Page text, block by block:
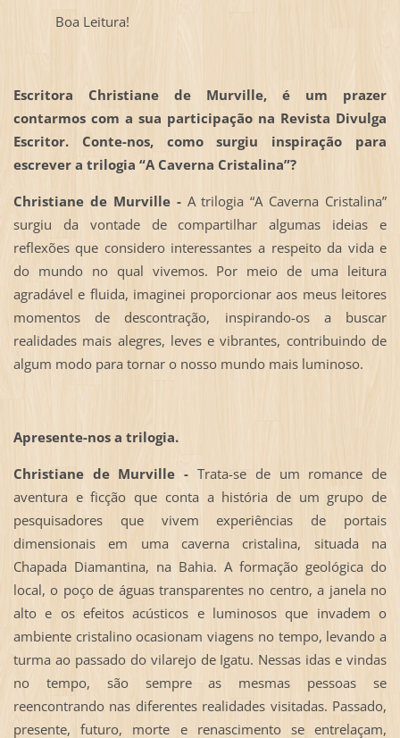
Boa Leitura!
Escritora Christiane de Murville, é um prazer
contarmos com a sua participação na Revista Divulga
Escritor. Conte-nos, como surgiu inspiração para
escrever a trilogia “A Caverna Cristalina”?
Christiane de Murville - A trilogia “A Caverna Cristalina”
surgiu da vontade de compartilhar algumas ideias e
reflexões que considero interessantes a respeito da vida e
do mundo no qual vivemos. Por meio de uma leitura
agradável e fluida, imaginei proporcionar aos meus leitores
momentos de descontração, inspirando-os a buscar
realidades mais alegres, leves e vibrantes, contribuindo de
algum modo para tornar o nosso mundo mais luminoso.
Apresente-nos a trilogia.
Christiane de Murville - Trata-se de um romance de
aventura e ficção que conta a história de um grupo de
pesquisadores que vivem experiências de portais
dimensionais em uma caverna cristalina, situada na
Chapada Diamantina, na Bahia. A formação geológica do
local, o poço de águas transparentes no centro, a janela no
alto e os efeitos acústicos e luminosos que invadem o
ambiente cristalino ocasionam viagens no tempo, levando a
turma ao passado do vilarejo de Igatu. Nessas idas e vindas
no tempo, são sempre as mesmas pessoas se
reencontrando nas diferentes realidades visitadas. Passado,
presente, futuro, morte e renascimento se entrelaçam,